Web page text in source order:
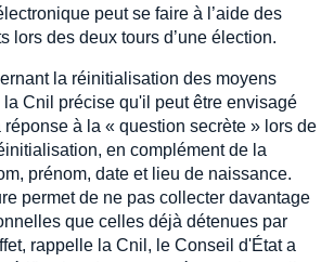
peut se faire à l’aide des
lors des deux tours d’une élection.
la réinitialisation des moyens
Cnil précise qu'il peut être envisagé
à la « question secrète » lors de
en complément de la
prénom, date et lieu de naissance.
permet de ne pas collecter davantage
que celles déjà détenues par
rappelle la Cnil, le Conseil d'État a